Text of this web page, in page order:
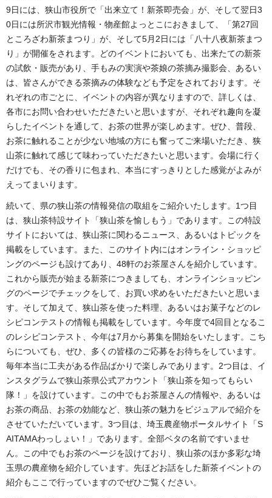
9日には、狭山市役所で「出来立て！新茶即売会」が、そして翌日3
0日には所沢市観光情報・物産館よっとこにおきまして、「第27回
ところざわ新茶まつり」が、そして5月2日には「八十八夜新茶まつ
り」が開催をされます。どのイベントにおいても、出来たての新茶
の試飲・販売があり、手もみの実演や茶娘の茶摘み撮影会、あるい
は、皆さんができる茶摘みの体験なども予定をされております。そ
れぞれの市ごとに、イベントの内容が異なりますので、詳しくは、
各市にお問い合わせいただきたいと思いますが、それぞれ趣向を凝
らしたイベントを通して、お茶の世界が楽しめます。ぜひ、普段、
お茶に触れることが少ない地域の方にも奮ってご来場いただき、狭
山茶に触れて感じて味わっていただきたいと思います。会場に行く
だけでも、その香りに包まれ、本当にすっきりとした感覚がよみが
えってまいります。
続いて、県の狭山茶の情報発信の取組をご紹介いたします。1つ目
は、狭山茶特設サイト「狭山茶を愉しもう」であります。この特設
サイトにおいては、狭山茶に関わるニュース、あるいはトピックを
掲載をしています。また、このサイト内にはオンライン・ショッピ
ングのページも設けてあり、48軒のお茶屋さんを紹介しています。
これから販売が始まる新茶につきましても、オンラインショッピン
グのページでチェックをして、お買い求めをいただきたいと思いま
す。そして加えて、狭山茶を使った料理、あるいはお菓子などのレ
シピコンテストの情報も掲載をしています。今年度で4回目となるこ
のレシピコンテスト、今年は7月から募集を開始をいたします。こち
らについても、ぜひ、多くの皆様のご応募をお待ちをしています。
毎年本当に工夫がある作品ばかりで楽しみであります。2つ目は、イ
ンスタグラムで狭山茶県公式アカウント「狭山茶を知ってもらい
隊！」を設けています。この中でもお茶屋さんの情報や、あるいは
お茶の商品、お茶の効能など、狭山茶の魅力をビジュアルで紹介を
させていただいています。3つ目は、埼玉農産物ポータルサイト「S
AITAMAわっしょい！」であります。全部ベタの名前ですいませ
ん。この中でもお茶のページを設けており、狭山茶のほか多彩な埼
玉県の農産物を紹介しています。先ほどお話をした新茶イベントの
紹介もここで行っていますのでぜひご覧ください。